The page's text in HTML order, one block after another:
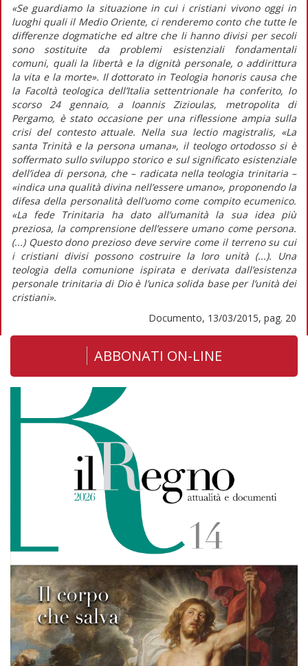
«Se guardiamo la situazione in cui i cristiani vivono oggi in
luoghi quali il Medio Oriente, ci renderemo conto che tutte le
differenze dogmatiche ed altre che li hanno divisi per secoli
sono sostituite da problemi esistenziali fondamentali
comuni, quali la libertà e la dignità personale, o addirittura
la vita e la morte». Il dottorato in Teologia honoris causa che
la Facoltà teologica dell’Italia settentrionale ha conferito, lo
scorso 24 gennaio, a Ioannis Zizioulas, metropolita di
Pergamo, è stato occasione per una riflessione ampia sulla
crisi del contesto attuale. Nella sua lectio magistralis, «La
santa Trinità e la persona umana», il teologo ortodosso si è
soffermato sullo sviluppo storico e sul significato esistenziale
dell’idea di persona, che – radicata nella teologia trinitaria –
«indica una qualità divina nell’essere umano», proponendo la
difesa della personalità dell’uomo come compito ecumenico.
«La fede Trinitaria ha dato all’umanità la sua idea più
preziosa, la comprensione dell’essere umano come persona.
(...) Questo dono prezioso deve servire come il terreno su cui
i cristiani divisi possono costruire la loro unità (...). Una
teologia della comunione ispirata e derivata dall’esistenza
personale trinitaria di Dio è l’unica solida base per l’unità dei
cristiani».
Documento, 13/03/2015, pag. 20
ABBONATI ON-LINE